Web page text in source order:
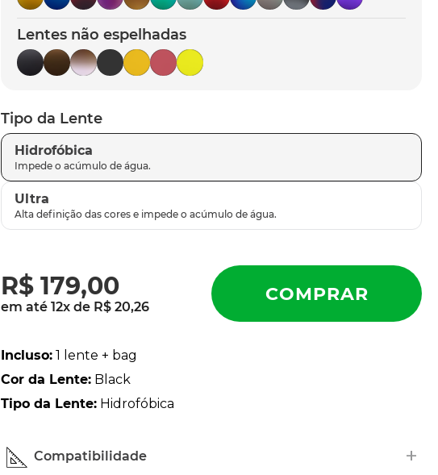
Lentes não espelhadas
Tipo da Lente
Hidrofóbica
Ultra
R$ 179,00
em até12x de R$ 20,26
Incluso: 1 lente + bag
Cor da Lente: Black
Tipo da Lente: Hidrofóbica
Compatibilidade +